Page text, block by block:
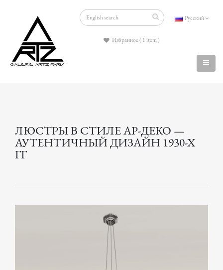
Русский
Избранное ( 1 item )
ЛЮСТРЫ В СТИЛЕ АР-ДЕКО —
АУТЕНТИЧНЫЙ ДИЗАЙН 1930-Х
ГГ